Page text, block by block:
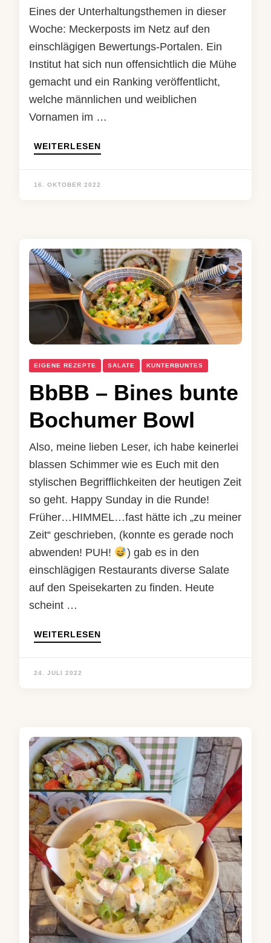
Eines der Unterhaltungsthemen in dieser
Woche: Meckerposts im Netz auf den
einschlägigen Bewertungs-Portalen. Ein
Institut hat sich nun offensichtlich die Mühe
gemacht und ein Ranking veröffentlicht,
welche männlichen und weiblichen
Vornamen im …
WEITERLESEN
16. OKTOBER 2022
EIGENE REZEPTE SALATE KUNTERBUNTES
BbBB – Bines bunte
Bochumer Bowl
Also, meine lieben Leser, ich habe keinerlei
blassen Schimmer wie es Euch mit den
stylischen Begrifflichkeiten der heutigen Zeit
so geht. Happy Sunday in die Runde!
Früher…HIMMEL…fast hätte ich „zu meiner
Zeit“ geschrieben, (konnte es gerade noch
abwenden! PUH!
) gab es in den
einschlägigen Restaurants diverse Salate
auf den Speisekarten zu finden. Heute
scheint …
WEITERLESEN
24. JULI 2022